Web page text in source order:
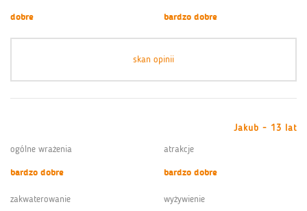
dobre
bardzo dobre
skan opinii
Jakub - 13 lat
ogólne wrażenia
bardzo dobre
atrakcje
bardzo dobre
zakwaterowanie
wyżywienie